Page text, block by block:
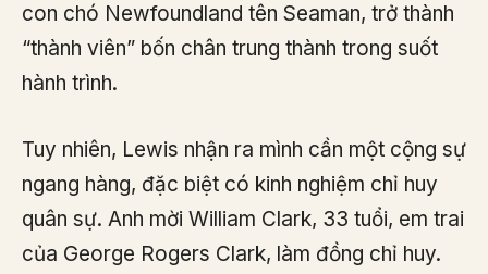
con chó Newfoundland tên Seaman, trở thành
“thành viên” bốn chân trung thành trong suốt
hành trình.
Tuy nhiên, Lewis nhận ra mình cần một cộng sự
ngang hàng, đặc biệt có kinh nghiệm chỉ huy
quân sự. Anh mời William Clark, 33 tuổi, em trai
của George Rogers Clark, làm đồng chỉ huy.